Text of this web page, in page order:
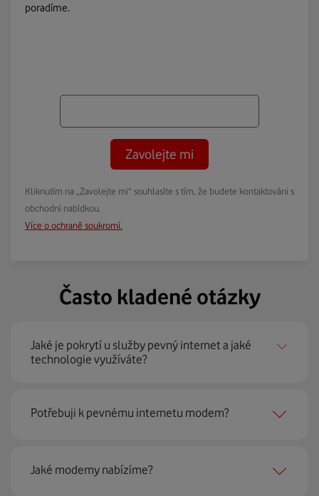
poradíme.
Zavolejte mi
Kliknutím na „Zavolejte mi“ souhlasíte s tím, že budete kontaktováni s
obchodní nabídkou.
Více o ochraně soukromí.
Často kladené otázky
Jaké je pokrytí u služby pevný internet a jaké
technologie využíváte?
Pevný internet můžeme nabídnout
domácností
Potřebuji k pevnému internetu modem?
Ano, potřebujete. Rádi vám ho poskytneme na splátky. U
modemu od Vodafonu navíc garantujeme plnou
Jaké modemy nabízíme?